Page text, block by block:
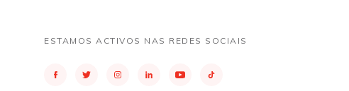
ESTAMOS ACTIVOS NAS REDES SOCIAIS